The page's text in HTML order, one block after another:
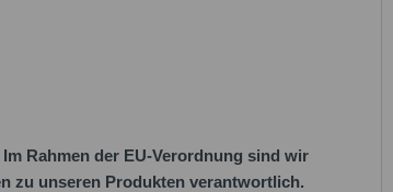
Rahmen der EU-Verordnung sind wir
zu unseren Produkten verantwortlich.